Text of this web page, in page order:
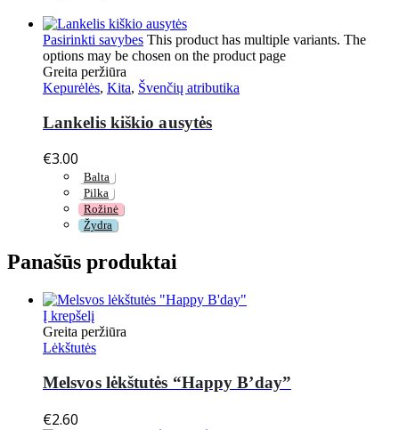
Pasirinkti savybes This product has multiple variants. The
options may be chosen on the product page
Greita peržiūra
Kepurėlės, Kita, Švenčių atributika
Lankelis kiškio ausytės
€3.00
Balta
Pilka
Rožinė
Žydra
Panašūs produktai
Į krepšelį
Greita peržiūra
Lėkštutės
Melsvos lėkštutės “Happy B’day”
€2.60